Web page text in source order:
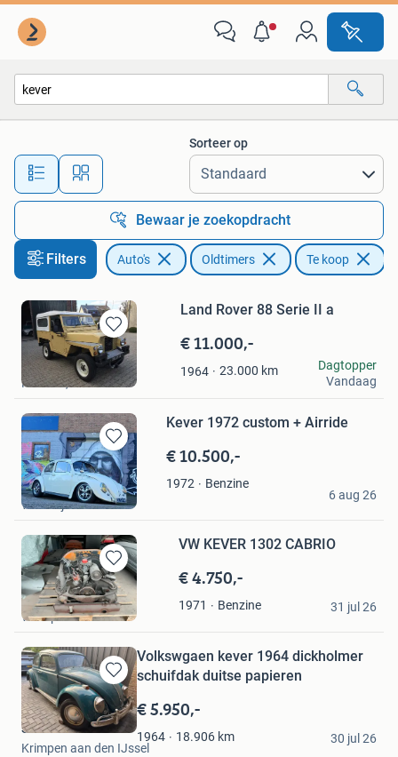
Alle afstanden…
Sorteer op
Bewaar je zoekopdracht
Filters Auto's Oldtimers Te koop
Bewaren
in
Mijn
Favorieten
Land Rover 88 Serie II a
€ 11.000,-
1964 23.000 km
Sam
Nettetal, DE
Dagtopper
Vandaag
Bewaren
in
Mijn
Favorieten
Kever 1972 custom + Airride
€ 10.500,-
1972 Benzine
LUD
Waalwijk
6 aug 26
Bewaren
in
Mijn
Favorieten
VW KEVER 1302 CABRIO
€ 4.750,-
1971 Benzine
Harold
Wesepe
31 jul 26
Bewaren
in
Mijn
Favorieten
Volkswgaen kever 1964 dickholmer
schuifdak duitse papieren
€ 5.950,-
1964 18.906 km
Sam
Krimpen aan den IJssel
30 jul 26